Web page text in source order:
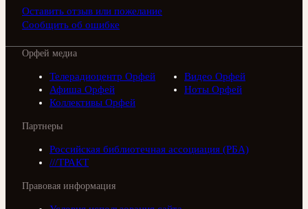
Оставить отзыв или пожелание
Сообщить об ошибке
Орфей медиа
Телерадиоцентр Орфей
Видео Орфей
Афиша Орфей
Ноты Орфей
Коллективы Орфей
Партнеры
Российская библиотечная ассоциация (РБА)
///ТРАКТ
Правовая информация